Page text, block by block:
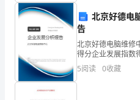
北京好德电
告
北京好德电脑维修
得分企业发展指数
说明：企业发展指
险、企业活力四个
5阅读 0收藏